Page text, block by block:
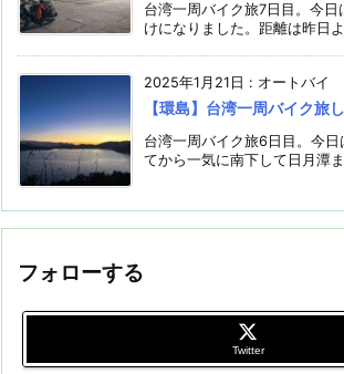
台湾一周バイク旅7日目。今
けになりました。距離は昨日
2025年1月21日 : オートバイ
【環島】台湾一周バイク旅
台湾一周バイク旅6日目。今日
てから一気に南下して日月潭
フォローする
Twitter